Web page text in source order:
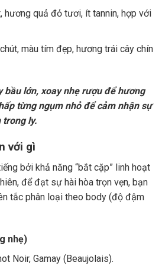
hương quả đỏ tươi, ít tannin, hợp với
màu tím đẹp, hương trái cây chín
bầu lớn, xoay nhẹ rượu để hương
từng ngụm nhỏ để cảm nhận sự
trong ly.
với gì
bởi khả năng “bắt cặp” linh hoạt
để đạt sự hài hòa trọn vẹn, bạn
tắc phân loại theo body (độ đậm
nhẹ)
Noir, Gamay (Beaujolais).